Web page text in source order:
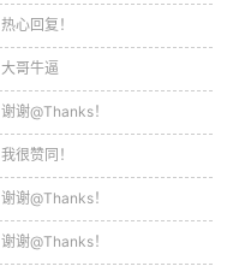
热心回复！
大哥牛逼
谢谢@Thanks！
我很赞同！
谢谢@Thanks！
谢谢@Thanks！